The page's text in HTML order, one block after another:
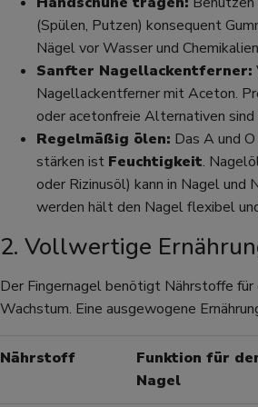
(Spülen, Putzen) konsequent
Nägel vor Wasser und
Sanfter Nagellackentferner:
Nagellackentferner mit Aceton.
oder acetonfreie Alternativen sind
Regelmäßig ölen: Das A und
stärken ist Feuchtigkeit.
oder Rizinusöl) kann in Nagel und
werden hält den Nagel flexibel
2. Vollwertige
Der Fingernagel benötigt Nährstoffe für
Wachstum. Eine ausgewogene
Nährstoff
Funktion für
Nagel